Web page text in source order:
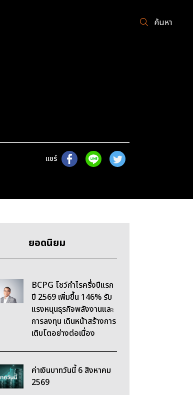
ค้นหา
แชร์
ยอดนิยม
BCPG โชว์กำไรครึ่งปีแรก
ปี 2569 เพิ่มขึ้น 146% รับ
แรงหนุนธุรกิจพลังงานและ
การลงทุน เดินหน้าสร้างการ
เติบโตอย่างต่อเนื่อง
ค่าเงินบาทวันนี้ 6 สิงหาคม
2569